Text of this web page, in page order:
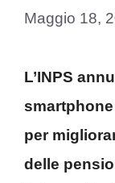
Maggio 18,
L’INPS
per
delle